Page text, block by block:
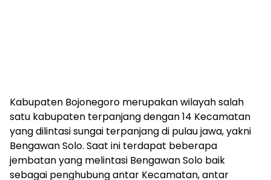
Kabupaten Bojonegoro merupakan wilayah salah
satu kabupaten terpanjang dengan 14 Kecamatan
yang dilintasi sungai terpanjang di pulau jawa, yakni
Bengawan Solo. Saat ini terdapat beberapa
jembatan yang melintasi Bengawan Solo baik
sebagai penghubung antar Kecamatan, antar